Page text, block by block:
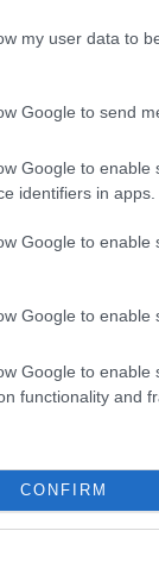
my user data to
Google to send
Google to
identifiers in apps.
Google to
Google to enable
Google to
functionality and
CONFIRM